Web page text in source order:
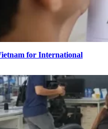
for International